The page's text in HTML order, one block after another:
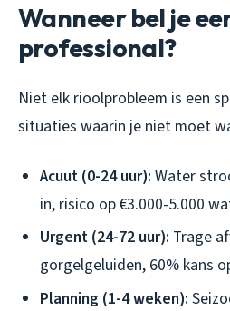
Wanneer bel je
professional?
Niet elk rioolprobleem is een
situaties waarin je niet moet
Acuut (0-24 uur): Water
in, risico op €3.000-5.000
Urgent (24-72 uur): Trage
gorgelgeluiden, 60% kans
Planning (1-4 weken):